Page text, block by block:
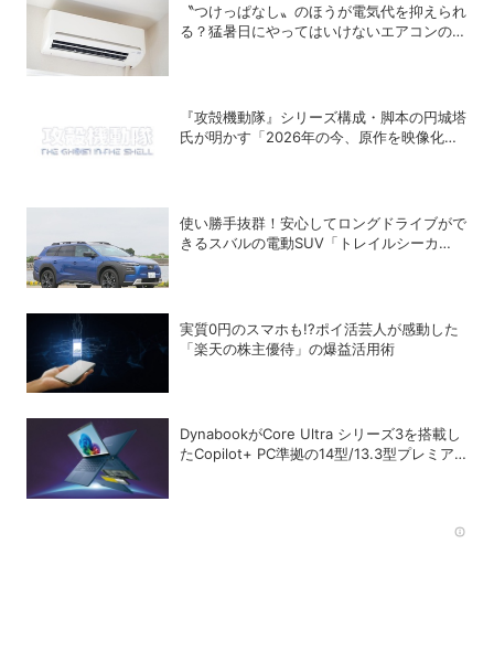
〝つけっぱなし〟のほうが電気代を抑えられ
る？猛暑日にやってはいけないエアコンの使
『攻殻機動隊』シリーズ構成・脚本の円城塔
氏が明かす「2026年の今、原作を映像化す
使い勝手抜群！安心してロングドライブがで
きるスバルの電動SUV「トレイルシーカ
実質0円のスマホも!?ポイ活芸人が感動した
「楽天の株主優待」の爆益活用術
DynabookがCore Ultra シリーズ3を搭載し
たCopilot+ PC準拠の14型/13.3型プレミア